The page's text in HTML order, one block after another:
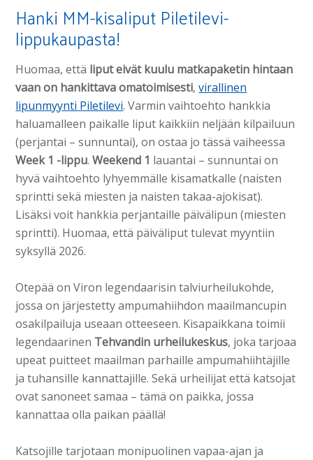
Hanki MM-kisaliput Piletilevi-
lippukaupasta!
Huomaa, että liput eivät kuulu matkapaketin hintaan
vaan on hankittava omatoimisesti,virallinen
lipunmyynti Piletilevi. Varmin vaihtoehto hankkia
haluamalleen paikalle liput kaikkiin neljään kilpailuun
(perjantai – sunnuntai), on ostaa jo tässä vaiheessa
Week 1 -lippu.Weekend 1 lauantai – sunnuntai on
hyvä vaihtoehto lyhyemmälle kisamatkalle (naisten
sprintti sekä miesten ja naisten takaa-ajokisat).
Lisäksi voit hankkia perjantaille päivälipun (miesten
sprintti). Huomaa, että päiväliput tulevat myyntiin
syksyllä 2026.
Otepää on Viron legendaarisin talviurheilukohde,
jossa on järjestetty ampumahiihdon maailmancupin
osakilpailuja useaan otteeseen. Kisapaikkana toimii
legendaarinen Tehvandin urheilukeskus, joka tarjoaa
upeat puitteet maailman parhaille ampumahiihtäjille
ja tuhansille kannattajille. Sekä urheilijat että katsojat
ovat sanoneet samaa – tämä on paikka, jossa
kannattaa olla paikan päällä!
Katsojille tarjotaan monipuolinen vapaa-ajan ja